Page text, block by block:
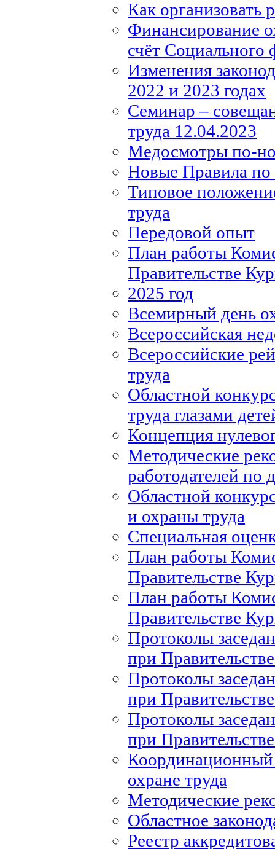
Как организовать
Финансирование
счёт Социального
Изменения
2022 и 2023 годах
Семинар –
труда 12.04.2023
Медосмотры по-
Новые Правила по
Типовое
труда
Передовой опыт
План работы
Правительстве
2025 год
Всемирный день
Всероссийская
Всероссийские
труда
Областной
труда глазами
Концепция
Методические
работодателей по
Областной
и охраны труда
Специальная
План работы
Правительстве
План работы
Правительстве
Протоколы
при
Протоколы
при
Протоколы
при
Координационный
охране труда
Методические
Областное
Реестр